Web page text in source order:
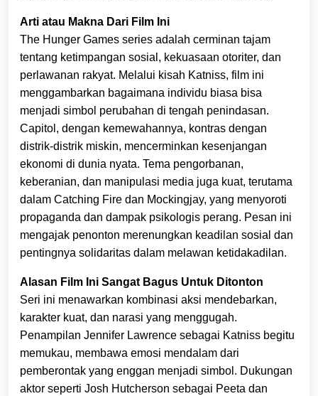
Arti atau Makna Dari Film Ini
The Hunger Games series adalah cerminan tajam
tentang ketimpangan sosial, kekuasaan otoriter, dan
perlawanan rakyat. Melalui kisah Katniss, film ini
menggambarkan bagaimana individu biasa bisa
menjadi simbol perubahan di tengah penindasan.
Capitol, dengan kemewahannya, kontras dengan
distrik-distrik miskin, mencerminkan kesenjangan
ekonomi di dunia nyata. Tema pengorbanan,
keberanian, dan manipulasi media juga kuat, terutama
dalam Catching Fire dan Mockingjay, yang menyoroti
propaganda dan dampak psikologis perang. Pesan ini
mengajak penonton merenungkan keadilan sosial dan
pentingnya solidaritas dalam melawan ketidakadilan.
Alasan Film Ini Sangat Bagus Untuk Ditonton
Seri ini menawarkan kombinasi aksi mendebarkan,
karakter kuat, dan narasi yang menggugah.
Penampilan Jennifer Lawrence sebagai Katniss begitu
memukau, membawa emosi mendalam dari
pemberontak yang enggan menjadi simbol. Dukungan
aktor seperti Josh Hutcherson sebagai Peeta dan